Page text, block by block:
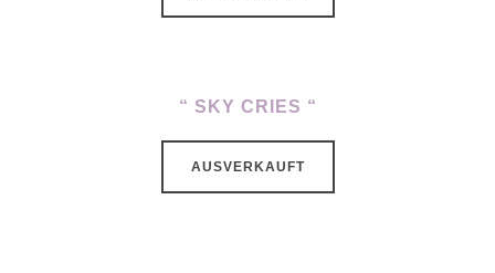
“ SKY CRIES “
AUSVERKAUFT